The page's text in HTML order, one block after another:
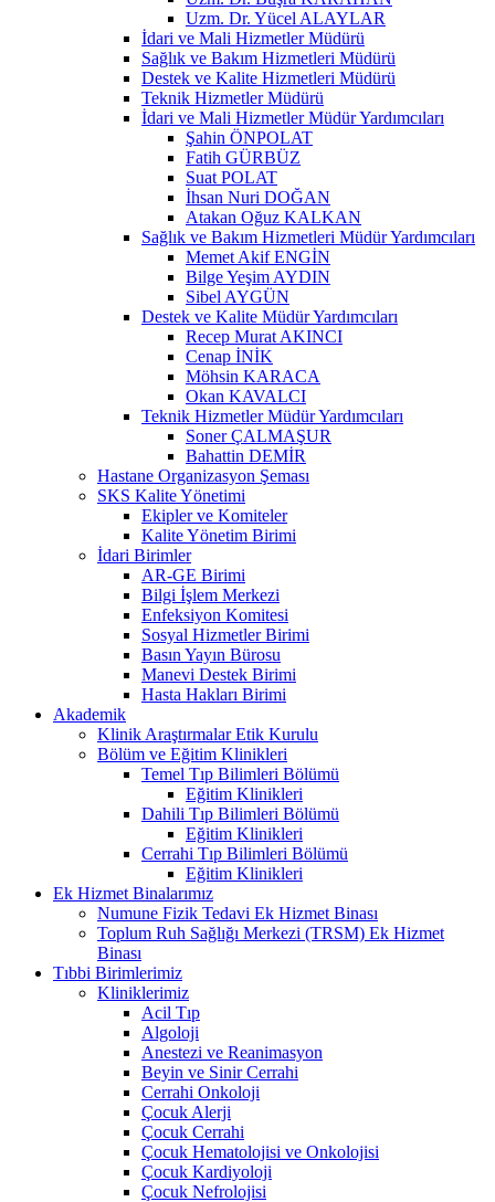
Uzm. Dr. Yücel ALAYLAR
İdari ve Mali Hizmetler Müdürü
Sağlık ve Bakım Hizmetleri Müdürü
Destek ve Kalite Hizmetleri Müdürü
Teknik Hizmetler Müdürü
İdari ve Mali Hizmetler Müdür Yardımcıları
Şahin ÖNPOLAT
Fatih GÜRBÜZ
Suat POLAT
İhsan Nuri DOĞAN
Atakan Oğuz KALKAN
Sağlık ve Bakım Hizmetleri Müdür Yardımcıları
Memet Akif ENGİN
Bilge Yeşim AYDIN
Sibel AYGÜN
Destek ve Kalite Müdür Yardımcıları
Recep Murat AKINCI
Cenap İNİK
Möhsin KARACA
Okan KAVALCI
Teknik Hizmetler Müdür Yardımcıları
Soner ÇALMAŞUR
Bahattin DEMİR
Hastane Organizasyon Şeması
SKS Kalite Yönetimi
Ekipler ve Komiteler
Kalite Yönetim Birimi
İdari Birimler
AR-GE Birimi
Bilgi İşlem Merkezi
Enfeksiyon Komitesi
Sosyal Hizmetler Birimi
Basın Yayın Bürosu
Manevi Destek Birimi
Hasta Hakları Birimi
Akademik
Klinik Araştırmalar Etik Kurulu
Bölüm ve Eğitim Klinikleri
Temel Tıp Bilimleri Bölümü
Eğitim Klinikleri
Dahili Tıp Bilimleri Bölümü
Eğitim Klinikleri
Cerrahi Tıp Bilimleri Bölümü
Eğitim Klinikleri
Ek Hizmet Binalarımız
Numune Fizik Tedavi Ek Hizmet Binası
Toplum Ruh Sağlığı Merkezi (TRSM) Ek Hizmet
Binası
Tıbbi Birimlerimiz
Kliniklerimiz
Acil Tıp
Algoloji
Anestezi ve Reanimasyon
Beyin ve Sinir Cerrahi
Cerrahi Onkoloji
Çocuk Alerji
Çocuk Cerrahi
Çocuk Hematolojisi ve Onkolojisi
Çocuk Kardiyoloji
Çocuk Nefrolojisi